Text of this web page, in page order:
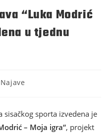
“Luka Modrić
u tjednu
Najave
sisačkog sporta izvedena je
– Moja igra“, projekt